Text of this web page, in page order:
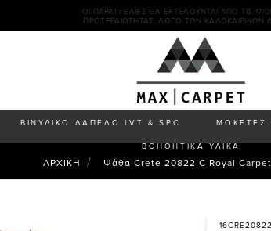
ΟΙ ΠΑΡΑΓΓΕΛΊΕΣ ΘΑ ΕΚΤΕΛΟΎΝΤΑΙ ΑΠΌ ΤΙΣ 17/
ΠΡΟΤΕΡΑΙΌΤΗΤΑΣ, ΛΌΓΩ ΤΩΝ ΚΑΛΟΚΑΙΡΙΝΏΝ
ΒΙΝΥΛΙΚΟ ΔΑΠΕΔΟ LVT & SPC ΜΟΚΕΤΕΣ
ΒΟΗΘΗΤΙΚΑ ΥΛΙΚΑ
ΑΡΧΙΚΗ Ψάθα Crete 20822 C Royal